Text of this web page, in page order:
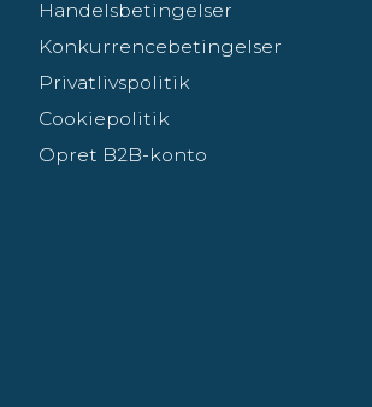
Handelsbetingelser
Konkurrencebetingelser
Privatlivspolitik
Cookiepolitik
Opret B2B-konto